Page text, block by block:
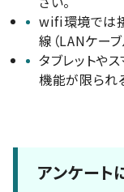
wifi環境では
線（LANケー
タブレットや
機能が限られ
アンケート